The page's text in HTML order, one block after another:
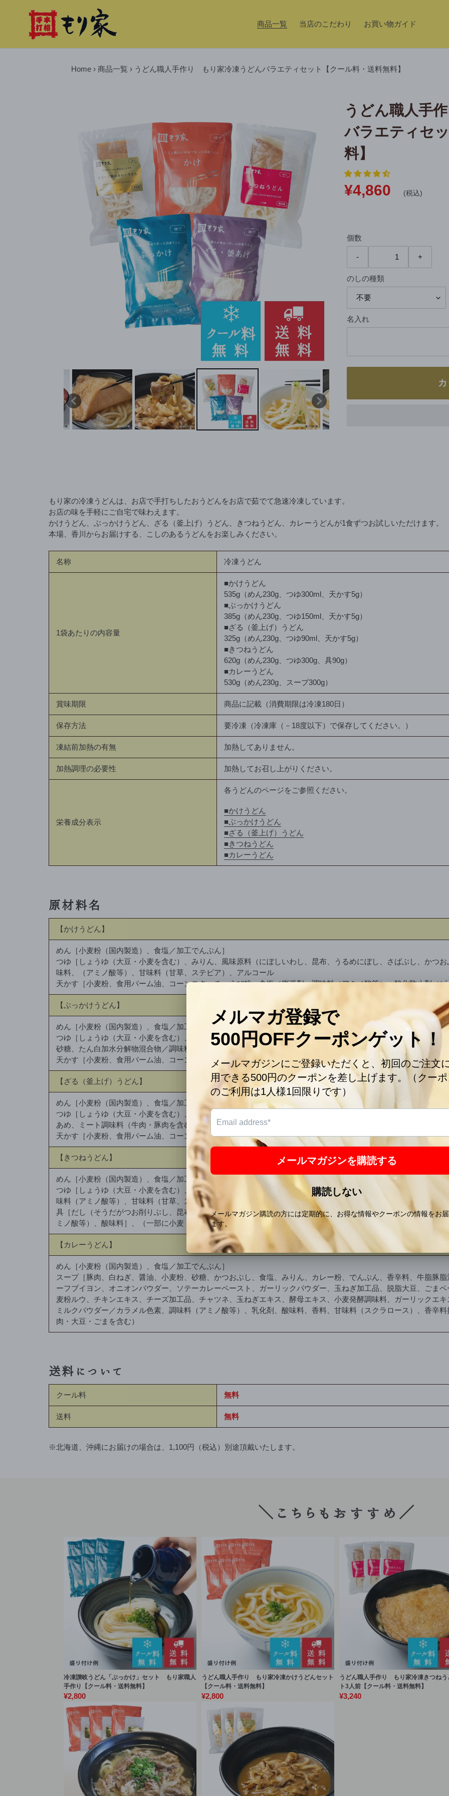
ツ
商品一覧 当店のこだわり お買い物ガイド
Home › 商品一覧 › うどん職人手作り もり家冷凍うどんバラエティセット【クール料・送料無料】
うどん職人手
バラエティセ
料】
通
価
格
¥4,860 (税込)
個数
のしの種類
名入れ
を
加
もり家の冷凍うどんは、お店で手打ちしたおうどんをお店で茹でて急速冷凍しています。
お店の味を手軽にご自宅で味わえます。
かけうどん、ぶっかけうどん、ざる（釜上げ）うどん、きつねうどん、カレーうどんが1食ずつお試しいただけます。
本場、香川からお届けする、こしのあるうどんをお楽しみください。
名称 冷凍うどん
1袋あたりの内容量
■かけうどん
535g（めん230g、つゆ300ml、天かす5g）
■ぶっかけうどん
385g（めん230g、つゆ150ml、天かす5g）
■ざる（釜上げ）うどん
325g（めん230g、つゆ90ml、天かす5g）
■きつねうどん
620g（めん230g、つゆ300g、具90g）
■カレーうどん
530g（めん230g、スープ300g）
賞味期限 商品に記載（消費期限は冷凍180日）
保存方法 要冷凍（冷凍庫（－18度以下）で保存してください。）
凍結前加熱の有無 加熱してありません。
加熱調理の必要性 加熱してお召し上がりください。
栄養成分表示
各うどんのページをご参照ください。
■かけうどん
■ぶっかけうどん
■ざる（釜上げ）うどん
■きつねうどん
■カレーうどん
原材料名
【かけうどん】
めん［小麦粉（国内製造）、食塩／加工でんぷん］
つゆ［しょうゆ（大豆・小麦を含む）、みりん、風味原料（にぼしいわし、昆布、うるめにぼし、さばぶし、かつ
味料、（アミノ酸等）、甘味料（甘草、ステビア）、アルコール
天かす［小麦粉、食用パーム油、コーンスターチ、えび粉、食塩／膨張剤、調味料（アミノ酸等）、酸化防止剤（ビ
【ぶっかけうどん】
めん［小麦粉（国内製造）、食塩／加工でんぷん］
つゆ［しょうゆ（大豆・小麦を含む）、みりん、風味原料（にぼしいわし、昆布、うるめにぼし、さばぶし、かつお
砂糖、たん白加水分解物混合物／調味料（アミノ酸等）、甘味料（甘草、ステビア）、アルコール］
天かす［小麦粉、食用パーム油、コーンスターチ、えび粉、食塩／膨張剤、調味料（アミノ酸等）、酸化防止剤（ビ
【ざる（釜上げ）うどん】
めん［小麦粉（国内製造）、食塩／加工でんぷん］
つゆ［しょうゆ（大豆・小麦を含む）、みりん、風味原料（にぼしいわし、昆布、うるめにぼし、さばぶし、かつ
あめ、ミート調味料（牛肉・豚肉を含む）、たん白加水分解物混合物／調味料（アミノ酸等）、アルコール、カラメ
天かす［小麦粉、食用パーム油、コーンスターチ、えび粉、食塩／膨張剤、調味料（アミノ酸等）、酸化防止剤（ビ
【きつねうどん】
めん［小麦粉（国内製造）、食塩／加工でんぷん］
つゆ［しょうゆ（大豆・小麦を含む）、みりん、風味原料（にぼしいわし、昆布、うるめにぼし、さばぶし、かつ
味料（アミノ酸等）、甘味料（甘草、ステビア）、アルコール
具［だし（そうだがつお削りぶし、昆布）、油揚げ、みりん風調味料、砂糖、醤油、風味調味料／凝固剤（酸化マ
ミノ酸等）、酸味料］、（一部に小麦・乳成分・大豆・さばを含む）
【カレーうどん】
めん［小麦粉（国内製造）、食塩／加工でんぷん］
スープ［豚肉、白ねぎ、醤油、小麦粉、砂糖、かつおぶし、食塩、みりん、カレー粉、でんぷん、香辛料、牛脂豚
ーフブイヨン、オニオンパウダー、ソテーカレーペースト、ガーリックパウダー、玉ねぎ加工品、脱脂大豆、ごま
麦粉ルウ、チキンエキス、チーズ加工品、チャツネ、玉ねぎエキス、酵母エキス、小麦発酵調味料、ガーリックエ
ミルクパウダー／カラメル色素、調味料（アミノ酸等）、乳化剤、酸味料、香料、甘味料（スクラロース）、香辛
肉・大豆・ごまを含む）
送料について
クール料 無料
送料 無料
※北海道、沖縄にお届けの場合は、1,100円（税込）別途頂戴いたします。
＼こちらもおすすめ／
冷凍讃岐うどん「ぶっかけ」セット もり家職人
手作り【クール料・送料無料】
¥2,800
うどん職人手作り もり家冷凍かけうどんセット
【クール料・送料無料】
¥2,800
うどん職人手作り もり家冷凍きつねう
ト3人前【クール料・送料無料】
¥3,240